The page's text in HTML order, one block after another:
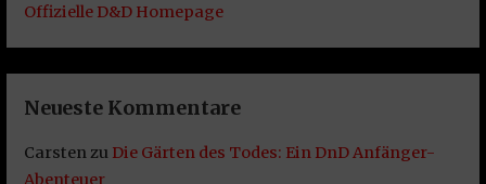
Offizielle D&D Homepage
Neueste Kommentare
Carsten zu Die Gärten des Todes: Ein DnD Anfänger-
Abenteuer